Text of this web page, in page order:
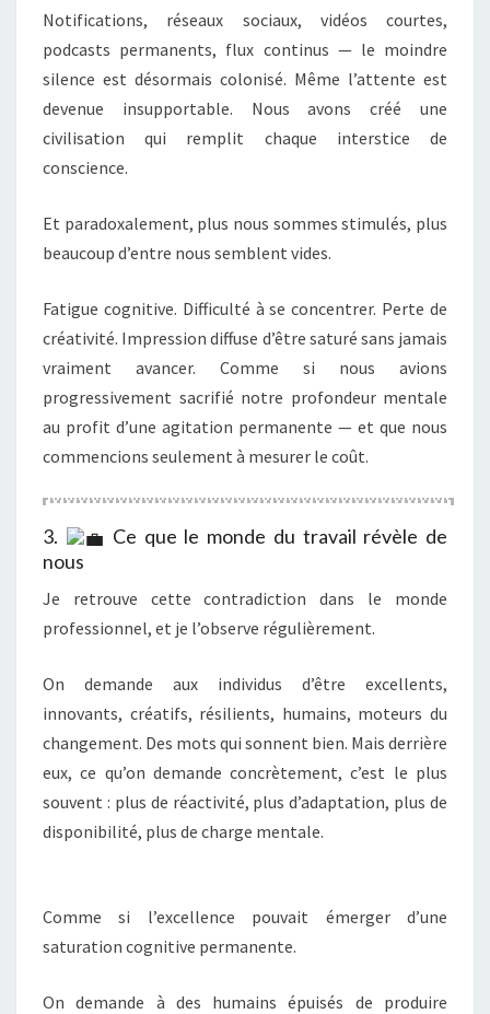
Notifications, réseaux sociaux, vidéos courtes,
podcasts permanents, flux continus — le moindre
silence est désormais colonisé. Même l’attente est
devenue insupportable. Nous avons créé une
civilisation qui remplit chaque interstice de
conscience.
Et paradoxalement, plus nous sommes stimulés, plus
beaucoup d’entre nous semblent vides.
Fatigue cognitive. Difficulté à se concentrer. Perte de
créativité. Impression diffuse d’être saturé sans jamais
vraiment avancer. Comme si nous avions
progressivement sacrifié notre profondeur mentale
au profit d’une agitation permanente — et que nous
commencions seulement à mesurer le coût.
3.
Ce que le monde du travail révèle de
nous
Je retrouve cette contradiction dans le monde
professionnel, et je l’observe régulièrement.
On demande aux individus d’être excellents,
innovants, créatifs, résilients, humains, moteurs du
changement. Des mots qui sonnent bien. Mais derrière
eux, ce qu’on demande concrètement, c’est le plus
souvent : plus de réactivité, plus d’adaptation, plus de
disponibilité, plus de charge mentale.
Comme si l’excellence pouvait émerger d’une
saturation cognitive permanente.
On demande à des humains épuisés de produire